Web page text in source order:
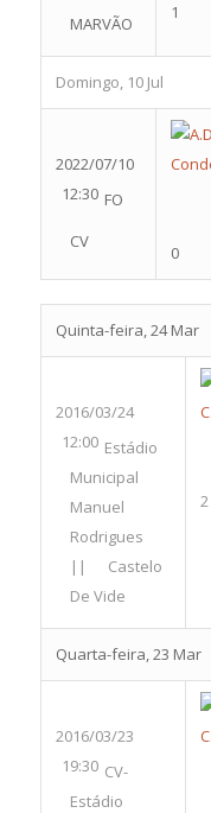
MARVÃO
1
Domingo, 10 Jul
2022/07/10
12:30 FO
CV
0
Quinta-feira, 24 Mar
2016/03/24
12:00 Estádio
Municipal
Manuel
Rodrigues
|| Castelo
De Vide
2
Quarta-feira, 23 Mar
2016/03/23
19:30 CV-
Estádio